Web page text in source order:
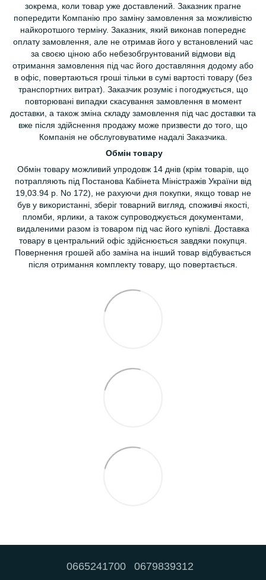
зокрема, коли товар уже доставлений. Заказник прагне
попередити Компанію про заміну замовлення за можливістю
найкоротшого терміну. Заказник, який виконав попереднє
оплату замовлення, але не отримав його у встановлений час
за своєю ціною або небезобгрунтований відмови від
отримання замовлення під час його доставляння додому або
в офіс, повертаються гроші тільки в сумі вартості товару (без
транспортних витрат). Заказчик розуміє і погоджується, що
повторювані випадки скасування замовлення в момент
доставки, а також зміна складу замовлення під час доставки та
вже після здійснення продажу може призвести до того, що
Компанія не обслуговуватиме надалі Заказчика.
Обмін товару
Обмін товару можливий упродовж 14 днів (крім товарів, що
потрапляють під Постанова Кабінета Міністражів України від
19,03.94 р. No 172), не рахуючи дня покупки, якщо товар не
був у використанні, зберіг товарний вигляд, споживчі якості,
пломби, ярлики, а також супроводжується документами,
видаленими разом із товаром під час його купівлі. Доставка
товару в центральний офіс здійснюється завдяки покупця.
Повернення грошей або заміна на інший товар відбувається
після отримання комплекту товару, що повертається.
0665241700 0679839312